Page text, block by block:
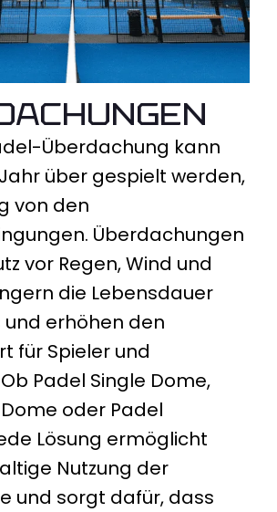
Überdachung kann
über gespielt werden,
von den
Überdachungen
vor Regen, Wind und
die Lebensdauer
und erhöhen den
für Spieler und
Padel Single Dome,
oder Padel
Lösung ermöglicht
Nutzung der
und sorgt dafür, dass